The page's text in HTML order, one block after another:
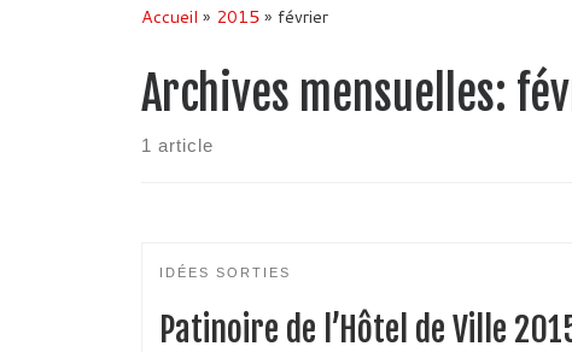
Accueil » 2015» février
Archives mensuelles:
1 article
IDÉES SORTIES
Patinoire de l’Hôtel de Ville